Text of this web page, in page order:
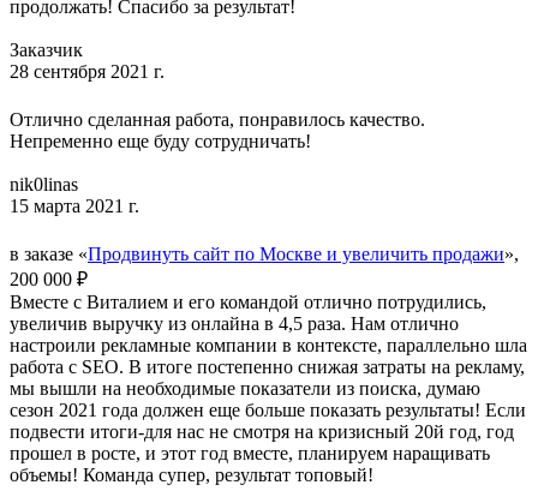
продолжать! Спасибо за результат!
Заказчик
28 сентября 2021 г.
Отлично сделанная работа, понравилось качество.
Непременно еще буду сотрудничать!
nik0linas
15 марта 2021 г.
в заказе «Продвинуть сайт по Москве и увеличить продажи»,
200 000 ₽
Вместе с Виталием и его командой отлично потрудились,
увеличив выручку из онлайна в 4,5 раза. Нам отлично
настроили рекламные компании в контексте, параллельно шла
работа с SEO. В итоге постепенно снижая затраты на рекламу,
мы вышли на необходимые показатели из поиска, думаю
сезон 2021 года должен еще больше показать результаты! Если
подвести итоги-для нас не смотря на кризисный 20й год, год
прошел в росте, и этот год вместе, планируем наращивать
объемы! Команда супер, результат топовый!